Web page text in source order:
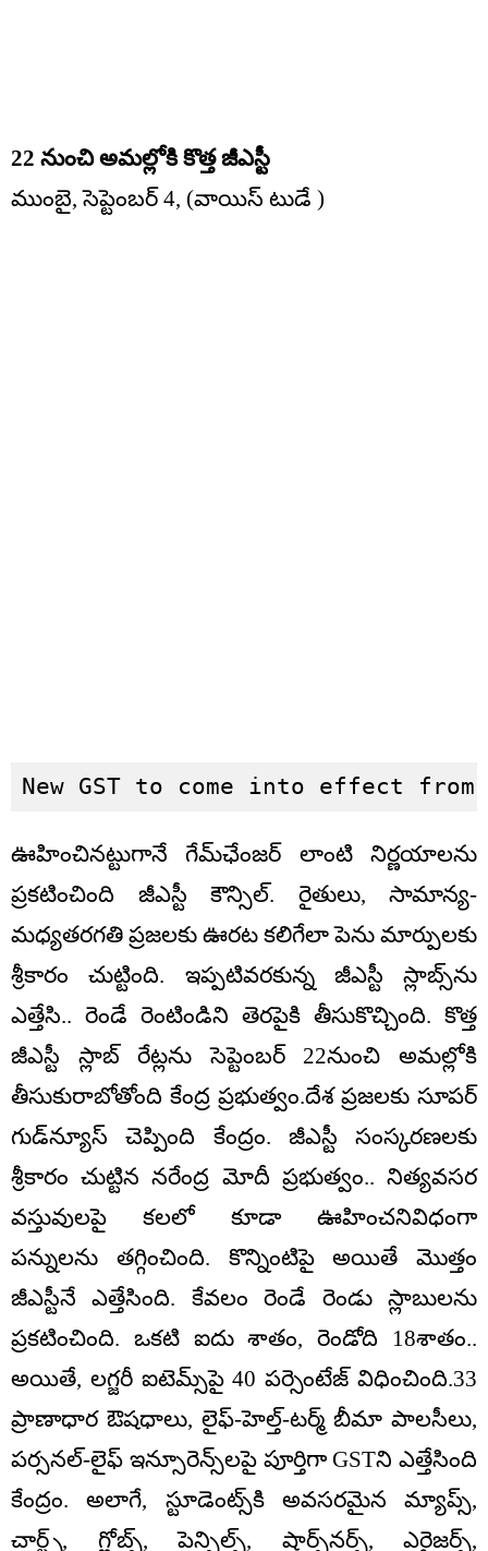
22 నుంచి అమల్లోకి కొత్త జీఎస్టీ
ముంబై, సెప్టెంబర్ 4, (వాయిస్ టుడే )
New GST to come into effect from
ఊహించినట్టుగానే గేమ్‌ఛేంజర్‌ లాంటి నిర్ణయాలను
ప్రకటించింది జీఎస్టీ కౌన్సిల్‌. రైతులు, సామాన్య-
మధ్యతరగతి ప్రజలకు ఊరట కలిగేలా పెను మార్పులకు
శ్రీకారం చుట్టింది. ఇప్పటివరకున్న జీఎస్టీ స్లాబ్స్‌ను
ఎత్తేసి.. రెండే రెంటిండిని తెరపైకి తీసుకొచ్చింది. కొత్త
జీఎస్టీ స్లాబ్‌ రేట్లను సెప్టెంబర్ 22నుంచి అమల్లోకి
తీసుకురాబోతోంది కేంద్ర ప్రభుత్వం.దేశ ప్రజలకు సూపర్‌
గుడ్‌న్యూస్‌ చెప్పింది కేంద్రం. జీఎస్టీ సంస్కరణలకు
శ్రీకారం చుట్టిన నరేంద్ర మోదీ ప్రభుత్వం.. నిత్యవసర
వస్తువులపై కలలో కూడా ఊహించనివిధంగా
పన్నులను తగ్గించింది. కొన్నింటిపై అయితే మొత్తం
జీఎస్టీనే ఎత్తేసింది. కేవలం రెండే రెండు స్లాబులను
ప్రకటించింది. ఒకటి ఐదు శాతం, రెండోది 18శాతం..
అయితే, లగ్జరీ ఐటెమ్స్‌పై 40 పర్సెంటేజ్‌ విధించింది.33
ప్రాణాధార ఔషధాలు, లైఫ్‌-హెల్త్‌-టర్మ్‌ బీమా పాలసీలు,
పర్సనల్‌-లైఫ్‌ ఇన్సూరెన్స్‌లపై పూర్తిగా GSTని ఎత్తేసింది
కేంద్రం. అలాగే, స్టూడెంట్స్‌కి అవసరమైన మ్యాప్స్‌,
చార్ట్స్‌, గ్లోబ్స్‌, పెన్సిల్స్‌, షార్ప్‌నర్స్‌, ఎరైజర్స్‌,